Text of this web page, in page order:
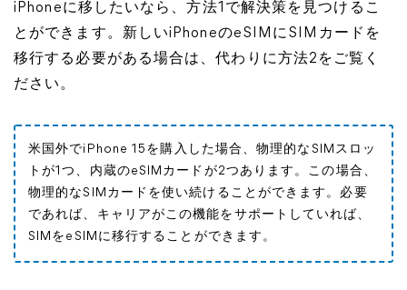
iPhoneに移したいなら、方法1で解決策を見つけるこ
とができます。新しいiPhoneのeSIMにSIMカードを
移行する必要がある場合は、代わりに方法2をご覧く
ださい。
米国外でiPhone 15を購入した場合、物理的なSIMスロッ
トが1つ、内蔵のeSIMカードが2つあります。この場合、
物理的なSIMカードを使い続けることができます。必要
であれば、キャリアがこの機能をサポートしていれば、
SIMをeSIMに移行することができます。